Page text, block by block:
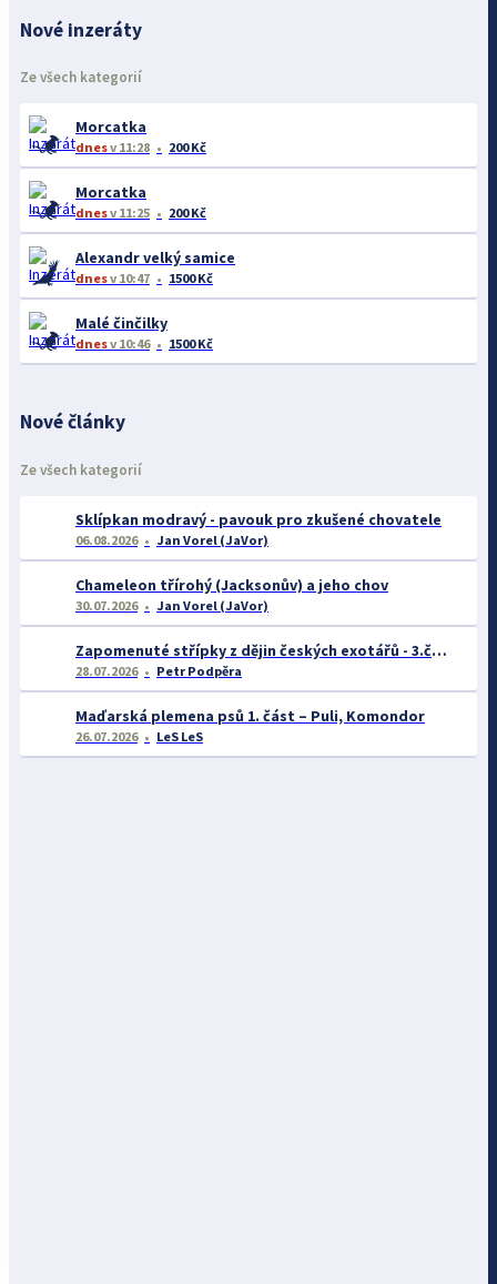
Nové inzeráty
Ze všech kategorií
Morcatka
dnesv 11:28 200 Kč
Morcatka
dnesv 11:25 200 Kč
Alexandr velký samice
dnesv 10:47 1500 Kč
Malé činčilky
dnesv 10:46 1500 Kč
Nové články
Ze všech kategorií
Sklípkan modravý - pavouk pro zkušené chovatele
06.08.2026 Jan Vorel (JaVor)
Chameleon třírohý (Jacksonův) a jeho chov
30.07.2026 Jan Vorel (JaVor)
Zapomenuté střípky z dějin českých exotářů - 3.část
28.07.2026 Petr Podpěra
Maďarská plemena psů 1. část – Puli, Komondor
26.07.2026 LeS LeS